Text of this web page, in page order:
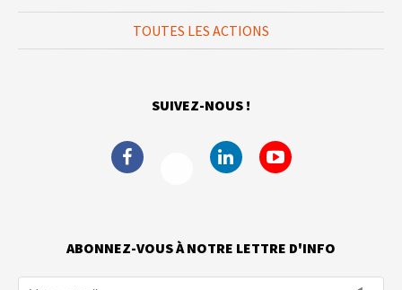
TOUTES LES ACTIONS
SUIVEZ-NOUS !
ABONNEZ-VOUS À NOTRE LETTRE D'INFO